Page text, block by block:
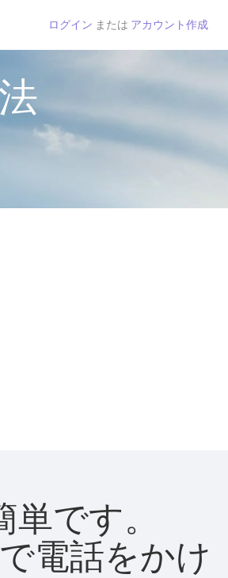
ログイン または アカウント作成
です。
電話をかけ